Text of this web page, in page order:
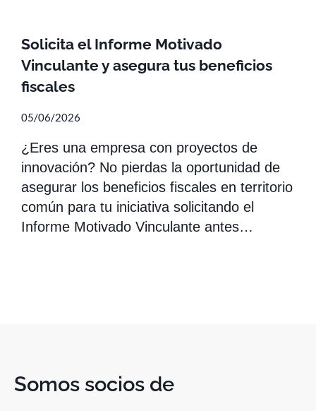
Solicita el Informe Motivado
Vinculante y asegura tus beneficios
fiscales
05/06/2026
¿Eres una empresa con proyectos de
innovación? No pierdas la oportunidad de
asegurar los beneficios fiscales en territorio
común para tu iniciativa solicitando el
Informe Motivado Vinculante antes…
Somos socios de